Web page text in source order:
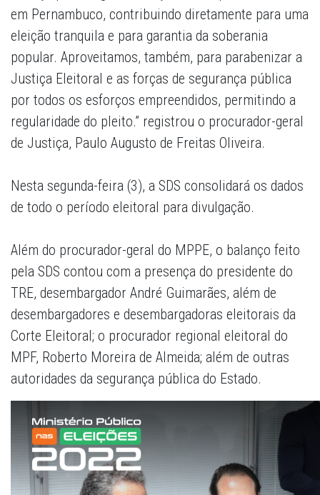
em Pernambuco, contribuindo diretamente para uma
eleição tranquila e para garantia da soberania
popular. Aproveitamos, também, para parabenizar a
Justiça Eleitoral e as forças de segurança pública
por todos os esforços empreendidos, permitindo a
regularidade do pleito.” registrou o procurador-geral
de Justiça, Paulo Augusto de Freitas Oliveira.
Nesta segunda-feira (3), a SDS consolidará os dados
de todo o período eleitoral para divulgação.
Além do procurador-geral do MPPE, o balanço feito
pela SDS contou com a presença do presidente do
TRE, desembargador André Guimarães, além de
desembargadores e desembargadoras eleitorais da
Corte Eleitoral; o procurador regional eleitoral do
MPF, Roberto Moreira de Almeida; além de outras
autoridades da segurança pública do Estado.